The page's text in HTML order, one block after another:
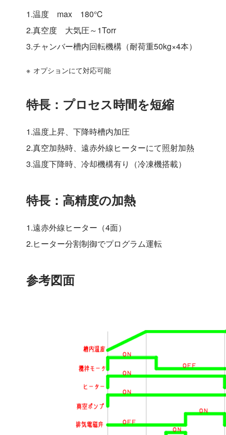
1.温度 max 180℃
2.真空度 大気圧～1Torr
3.チャンバー槽内回転機構（耐荷重50kg×4本）
オプションにて対応可能
特長：プロセス時間を短縮
1.温度上昇、下降時槽内加圧
2.真空加熱時、遠赤外線ヒーターにて照射加熱
3.温度下降時、冷却機構有り（冷凍機搭載）
特長：高精度の加熱
1.遠赤外線ヒーター（4面）
2.ヒーター分割制御でプログラム運転
参考図面